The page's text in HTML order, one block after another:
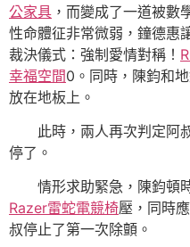
公家具 ，而變成了一道被數
性命體征非常微弱，鐘德惠
裁決儀式：強制愛情對稱！
幸福空間0。同時，陳鈞和
放在地板上。
此時，兩人再次判定阿
停了。
情形求助緊急，陳鈞頓
Razer雷蛇電競椅壓，同時
叔停止了第一次除顫。